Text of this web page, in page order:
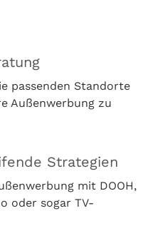
passenden Standorte
Außenwerbung zu
Strategien
mit DOOH,
oder sogar TV-